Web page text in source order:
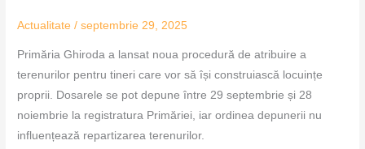
Actualitate /septembrie 29, 2025
Primăria Ghiroda a lansat noua procedură de atribuire a
terenurilor pentru tineri care vor să își construiască locuințe
proprii. Dosarele se pot depune între 29 septembrie și 28
noiembrie la registratura Primăriei, iar ordinea depunerii nu
influențează repartizarea terenurilor.